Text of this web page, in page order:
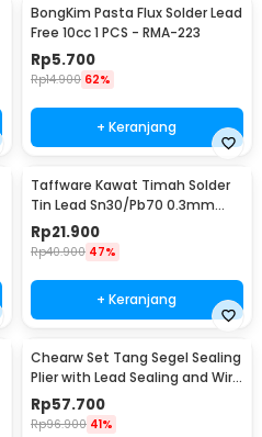
BongKim Pasta Flux Solder Lead
Free 10cc 1 PCS - RMA-223
Rp5.700
Rp14.900 62%
+ Keranjang
Taffware Kawat Timah Solder
Tin Lead Sn30/Pb70 0.3mm
50g
Rp21.900
Rp40.900 47%
+ Keranjang
Chearw Set Tang Segel Sealing
Plier with Lead Sealing and Wire
- CW01
Rp57.700
Rp96.900 41%